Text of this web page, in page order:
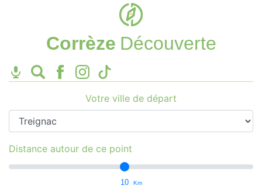
Corrèze Découverte
Votre ville de départ
Distance autour de ce point
10 Km